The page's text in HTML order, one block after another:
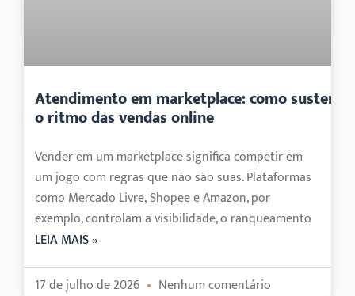
Atendimento em marketplace: como
o ritmo das vendas online
Vender em um marketplace significa competir em
um jogo com regras que não são suas. Plataformas
como Mercado Livre, Shopee e Amazon, por
exemplo, controlam a visibilidade, o ranqueamento
LEIA MAIS »
17 de julho de 2026 Nenhum comentário